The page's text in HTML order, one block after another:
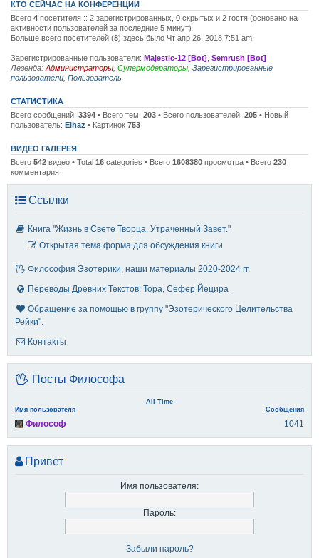
КТО СЕЙЧАС НА КОНФЕРЕНЦИИ
Всего 4 посетителя :: 2 зарегистрированных, 0 скрытых и 2 гостя (основано на
активности пользователей за последние 5 минут)
Больше всего посетителей (8) здесь было Чт апр 26, 2018 7:51 am
Зарегистрированные пользователи: Majestic-12 [Bot] Semrush [Bot]
Легенда: Администраторы Супермодераторы Зарегистрированные
пользователи Пользователь
СТАТИСТИКА
Всего сообщений: 3394 • Всего тем: 203 • Всего пользователей: 205 • Новый
пользователь: Elhaz • Картинок 753
ВИДЕО ГАЛЕРЕЯ
Всего 542 видео • Total 16 categories • Всего 1608380 просмотра • Всего 230
комментария
Ссылки
Книга "Жизнь в Свете Творца. Утраченный Завет."
Открытая тема форма для обсуждения книги
Философия Эзотерики, наши материалы 2020-2024 гг.
Переводы Древних Текстов: Тора, Сефер Йецира
Обращение за помощью в группу "Эзотерического Целительства
Рейки".
Контакты
Посты Философа
All Time
Имя пользователя
Сообщения
Философ 1041
Привет
Имя пользователя:
Пароль:
Забыли пароль?